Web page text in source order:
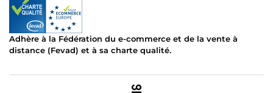
Adhère à la Fédération du e-commerce et de la vente à
distance (Fevad) et à sa charte qualité.